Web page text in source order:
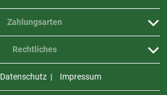
Rechtliches
Zahlungsarten
Datenschutz Impressum